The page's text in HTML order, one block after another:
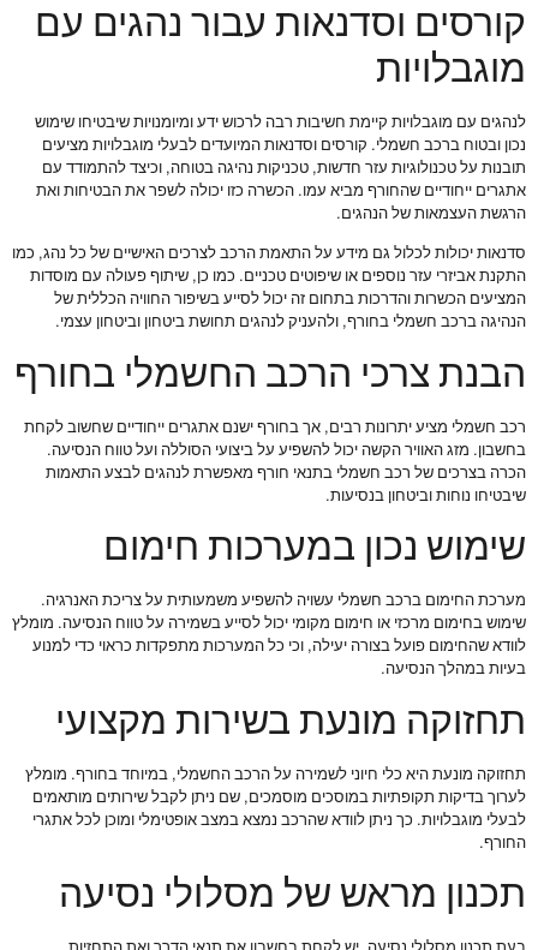
קורסים וסדנאות עבור נהגים עם
מוגבלויות
לנהגים עם מוגבלויות קיימת חשיבות רבה לרכוש ידע ומיומנויות שיבטיחו שימוש
נכון ובטוח ברכב חשמלי. קורסים וסדנאות המיועדים לבעלי מוגבלויות מציעים
תובנות על טכנולוגיות עזר חדשות, טכניקות נהיגה בטוחה, וכיצד להתמודד עם
אתגרים ייחודיים שהחורף מביא עמו. הכשרה כזו יכולה לשפר את הבטיחות ואת
הרגשת העצמאות של הנהגים.
סדנאות יכולות לכלול גם מידע על התאמת הרכב לצרכים האישיים של כל נהג, כמו
התקנת אביזרי עזר נוספים או שיפוטים טכניים. כמו כן, שיתוף פעולה עם מוסדות
המציעים הכשרות והדרכות בתחום זה יכול לסייע בשיפור החוויה הכללית של
הנהיגה ברכב חשמלי בחורף, ולהעניק לנהגים תחושת ביטחון וביטחון עצמי.
הבנת צרכי הרכב החשמלי בחורף
רכב חשמלי מציע יתרונות רבים, אך בחורף ישנם אתגרים ייחודיים שחשוב לקחת
בחשבון. מזג האוויר הקשה יכול להשפיע על ביצועי הסוללה ועל טווח הנסיעה.
הכרה בצרכים של רכב חשמלי בתנאי חורף מאפשרת לנהגים לבצע התאמות
שיבטיחו נוחות וביטחון בנסיעות.
שימוש נכון במערכות חימום
מערכת החימום ברכב חשמלי עשויה להשפיע משמעותית על צריכת האנרגיה.
שימוש בחימום מרכזי או חימום מקומי יכול לסייע בשמירה על טווח הנסיעה. מומלץ
לוודא שהחימום פועל בצורה יעילה, וכי כל המערכות מתפקדות כראוי כדי למנוע
בעיות במהלך הנסיעה.
תחזוקה מונעת בשירות מקצועי
תחזוקה מונעת היא כלי חיוני לשמירה על הרכב החשמלי, במיוחד בחורף. מומלץ
לערוך בדיקות תקופתיות במוסכים מוסמכים, שם ניתן לקבל שירותים מותאמים
לבעלי מוגבלויות. כך ניתן לוודא שהרכב נמצא במצב אופטימלי ומוכן לכל אתגרי
החורף.
תכנון מראש של מסלולי נסיעה